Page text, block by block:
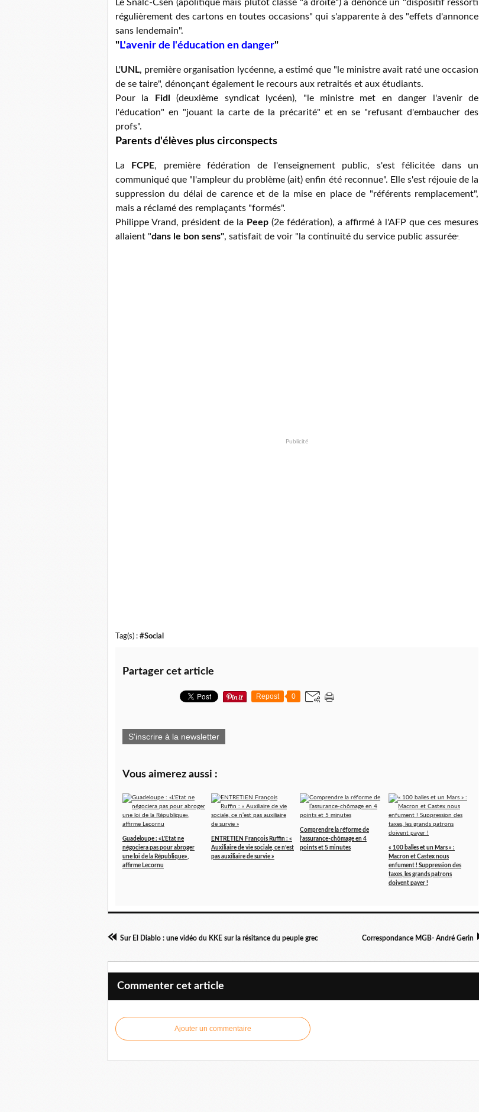
Le Snalc-Csen (apolitique mais plutôt classé "à droite") a dénoncé un "dispositif ressorti
régulièrement des cartons en toutes occasions" qui s'apparente à des "effets d'annonce
sans lendemain".
"L'avenir de l'éducation en danger"
L'UNL, première organisation lycéenne, a estimé que "le ministre avait raté une occasion
de se taire", dénonçant également le recours aux retraités et aux étudiants.
Pour la
Fidl
(deuxième syndicat lycéen), "le ministre met en danger l'avenir de
l'éducation" en "jouant la carte de la précarité" et en se "refusant d'embaucher des
profs".
Parents d'élèves plus circonspects
La FCPE, première fédération de l'enseignement public, s'est félicitée dans un
communiqué que "l'ampleur du problème (ait) enfin été reconnue". Elle s'est réjouie de la
suppression du délai de carence et de la mise en place de "référents remplacement",
mais a réclamé des remplaçants "formés".
Philippe Vrand, président de la Peep (2e fédération), a affirmé à l'AFP que ces mesures
allaient "dans le bon sens", satisfait de voir "la continuité du service public assurée".
Publicité
Tag(s) : #Social
Partager cet article
Repost 0
S'inscrire à la newsletter
Vous aimerez aussi :
Guadeloupe : «L'Etat ne
négociera pas pour abroger
une loi de la République»,
affirme Lecornu
ENTRETIEN François Ruffin : «
Auxiliaire de vie sociale, ce n’est
pas auxiliaire de survie »
Comprendre la réforme de
l’assurance-chômage en 4
points et 5 minutes
« 100 balles et un Mars » :
Macron et Castex nous
enfument ! Suppression des
taxes, les grands patrons
doivent payer !
Sur El Diablo : une vidéo du KKE sur la résitance du peuple grec Correspondance MGB- André Gerin
Commenter cet article
Ajouter un commentaire